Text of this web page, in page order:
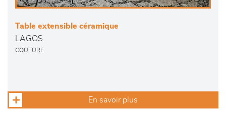
Table extensible céramique
LAGOS
COUTURE
En savoir plus